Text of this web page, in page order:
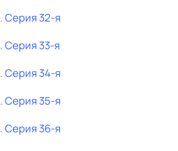
. Серия 32-я
. Серия 33-я
. Серия 34-я
. Серия 35-я
. Серия 36-я